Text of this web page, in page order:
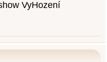
VyHození